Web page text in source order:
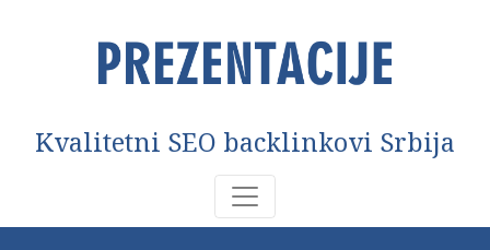
Kvalitetni SEO backlinkovi Srbija